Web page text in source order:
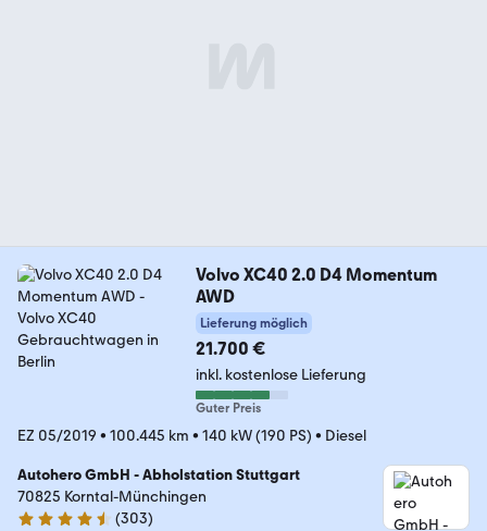
Volvo XC40 2.0 D4 Momentum
AWD
Lieferung möglich
21.700 €
inkl. kostenlose Lieferung
Guter Preis
EZ 05/2019 • 100.445 km • 140 kW (190 PS) • Diesel
Autohero GmbH - Abholstation Stuttgart
70825 Korntal-Münchingen
(303)